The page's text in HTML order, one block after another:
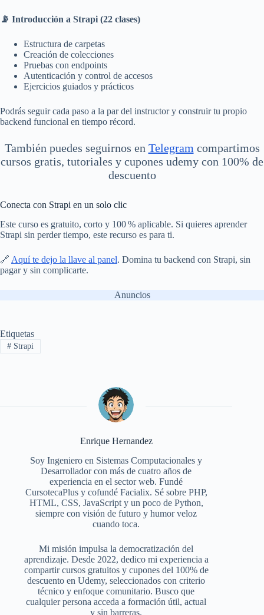
📡 Introducción a Strapi (22 clases)
Estructura de carpetas
Creación de colecciones
Pruebas con endpoints
Autenticación y control de accesos
Ejercicios guiados y prácticos
Podrás seguir cada paso a la par del instructor y construir tu propio
backend funcional en tiempo récord.
También puedes seguirnos en Telegram compartimos
cursos gratis, tutoriales y cupones udemy con 100% de
descuento
Conecta con Strapi en un solo clic
Este curso es gratuito, corto y 100 % aplicable. Si quieres aprender
Strapi sin perder tiempo, este recurso es para ti.
🔗 Aquí te dejo la llave al panel. Domina tu backend con Strapi, sin
pagar y sin complicarte.
Anuncios
Etiquetas
#Strapi
Enrique Hernandez
Soy Ingeniero en Sistemas Computacionales y
Desarrollador con más de cuatro años de
experiencia en el sector web. Fundé
CursotecaPlus y cofundé Facialix. Sé sobre PHP,
HTML, CSS, JavaScript y un poco de Python,
siempre con visión de futuro y humor veloz
cuando toca.
Mi misión impulsa la democratización del
aprendizaje. Desde 2022, dedico mi experiencia a
compartir cursos gratuitos y cupones del 100% de
descuento en Udemy, seleccionados con criterio
técnico y enfoque comunitario. Busco que
cualquier persona acceda a formación útil, actual
y sin barreras.